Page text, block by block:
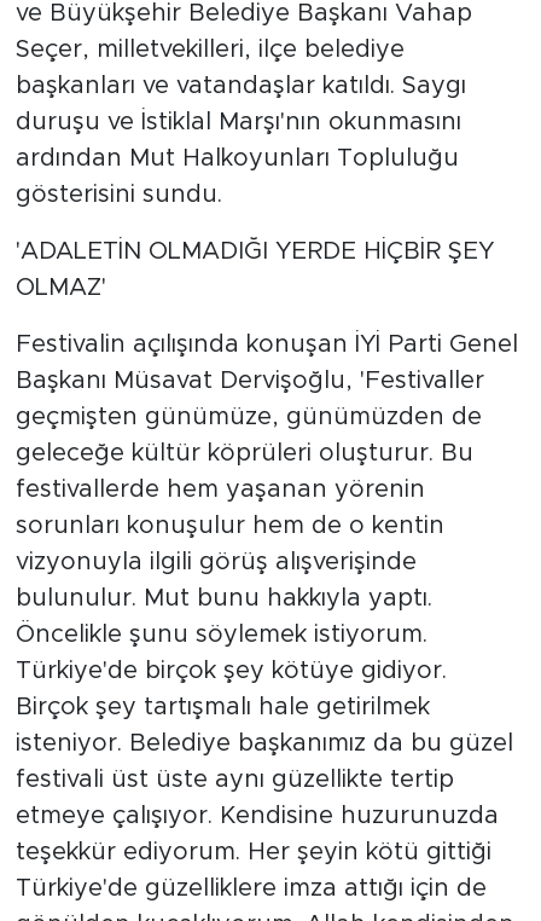
ve Büyükşehir Belediye Başkanı Vahap
Seçer, milletvekilleri, ilçe belediye
başkanları ve vatandaşlar katıldı. Saygı
duruşu ve İstiklal Marşı'nın okunmasını
ardından Mut Halkoyunları Topluluğu
gösterisini sundu.
'ADALETİN OLMADIĞI YERDE HİÇBİR ŞEY
OLMAZ'
Festivalin açılışında konuşan İYİ Parti Genel
Başkanı Müsavat Dervişoğlu, 'Festivaller
geçmişten günümüze, günümüzden de
geleceğe kültür köprüleri oluşturur. Bu
festivallerde hem yaşanan yörenin
sorunları konuşulur hem de o kentin
vizyonuyla ilgili görüş alışverişinde
bulunulur. Mut bunu hakkıyla yaptı.
Öncelikle şunu söylemek istiyorum.
Türkiye'de birçok şey kötüye gidiyor.
Birçok şey tartışmalı hale getirilmek
isteniyor. Belediye başkanımız da bu güzel
festivali üst üste aynı güzellikte tertip
etmeye çalışıyor. Kendisine huzurunuzda
teşekkür ediyorum. Her şeyin kötü gittiği
Türkiye'de güzelliklere imza attığı için de